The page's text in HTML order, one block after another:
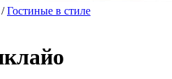
/Гостиные в стиле